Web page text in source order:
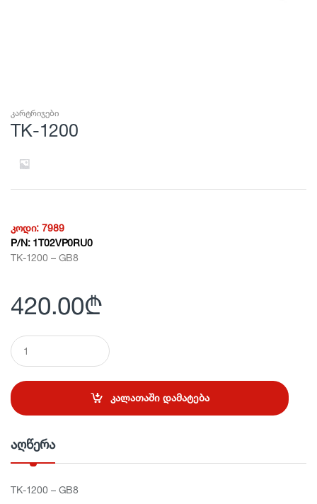
კარტრიჯები
TK-1200
კოდი:7989
P/N: 1T02VP0RU0
TK-1200 – GB8
420.00₾
Q
u
t
i
კალათაში დამატება
აღწერა
TK-1200 – GB8